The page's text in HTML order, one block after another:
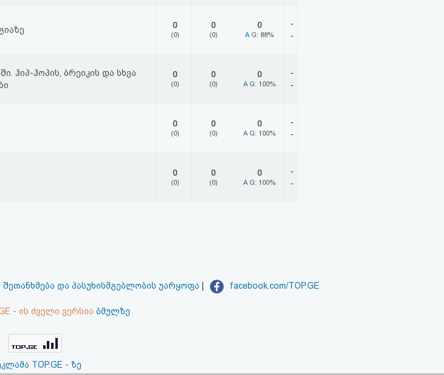
0
(0)
0
(0)
0
A G: 88%
-
-
ჰიპ-ჰოპის, ბრეიკის და სხვა
0
(0)
0
(0)
0
A G: 100%
-
-
0
(0)
0
(0)
0
A G: 100%
-
-
0
(0)
0
(0)
0
A G: 100%
-
-
და პასუხისმგებლობის უარყოფა facebook.com/TOP.GE
- ის ძველი ვერსია ბმულზე
TOP.GE - ზე